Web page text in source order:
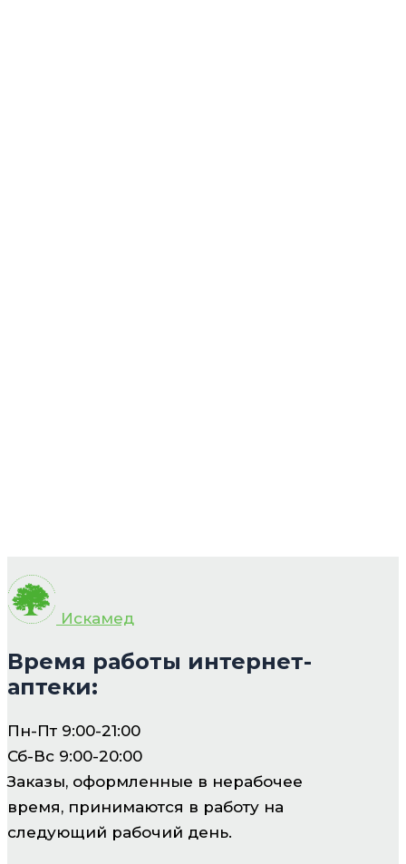
Искамед
Время работы интернет-
аптеки:
Пн-Пт 9:00-21:00
Сб-Вс 9:00-20:00
Заказы, оформленные в нерабочее
время, принимаются в работу на
следующий рабочий день.